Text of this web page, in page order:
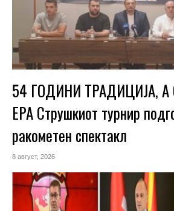
54 ГОДИНИ ТРАДИЦИЈА, А
ЕРА Струшкиот турнир
ракометен спектакл
8 август, 2026